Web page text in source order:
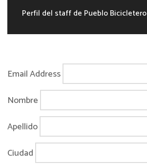
Perfil del staff de Pueblo Bicicletero
Email Address
Nombre
Apellido
Ciudad